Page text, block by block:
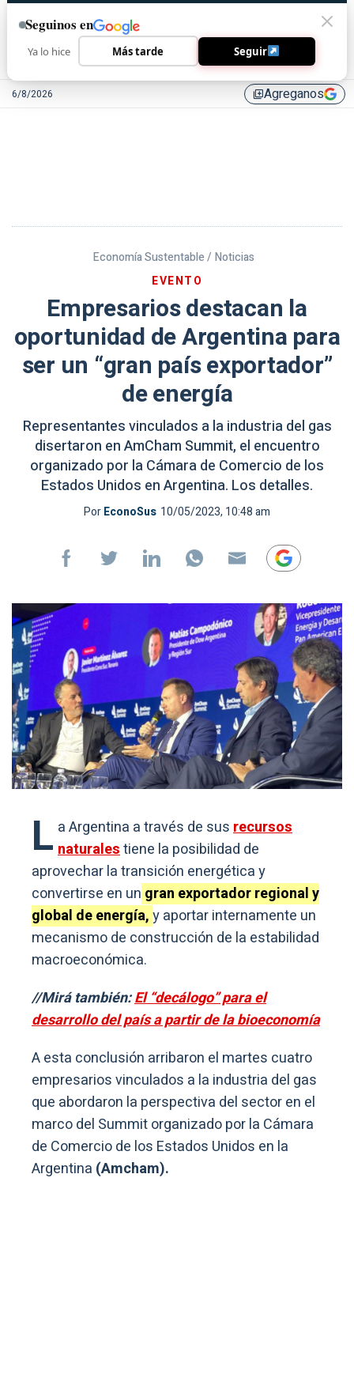
6/8/2026 library_addAgreganos
Economía Sustentable / Noticias
EVENTO
Empresarios destacan la
oportunidad de Argentina para
ser un “gran país exportador”
de energía
Representantes vinculados a la industria del gas
disertaron en AmCham Summit, el encuentro
organizado por la Cámara de Comercio de los
Estados Unidos en Argentina. Los detalles.
PorEconoSus 10/05/2023, 10:48 am
L a Argentina a través de susrecursos
naturalestiene la posibilidad de
aprovechar la transición energética y
convertirse en un gran exportador regional y
global de energía,y aportar internamente un
mecanismo de construcción de la estabilidad
macroeconómica.
//Mirá también:El “decálogo” para el
desarrollo del país a partir de la bioeconomía
A esta conclusión arribaron el martes cuatro
empresarios vinculados a la industria del gas
que abordaron la perspectiva del sector en el
marco del Summit organizado por la Cámara
de Comercio de los Estados Unidos en la
Argentina (Amcham).
Seguinos en
Ya lo hice Más tarde Seguir